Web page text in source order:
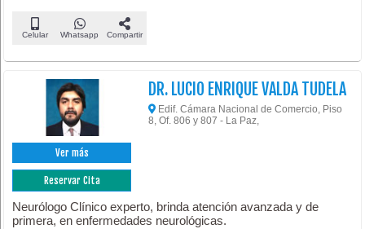
Celular Whatsapp Compartir
Ver más
Reservar Cita
DR. LUCIO ENRIQUE VALDA TUDELA
Edif. Cámara Nacional de Comercio, Piso
8, Of. 806 y 807 - La Paz,
Neurólogo Clínico experto, brinda atención avanzada y de
primera, en enfermedades neurológicas.